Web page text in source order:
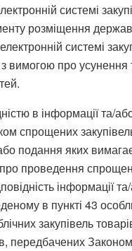
системі
розміщення
системі
вимогою про усунення
в інформації та/
спрощених
подання яких
проведення
інформації
в пункті 43
закупівель
передбачених